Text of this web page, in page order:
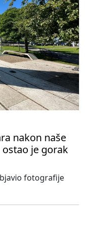
nakon naše
je gorak
fotografije